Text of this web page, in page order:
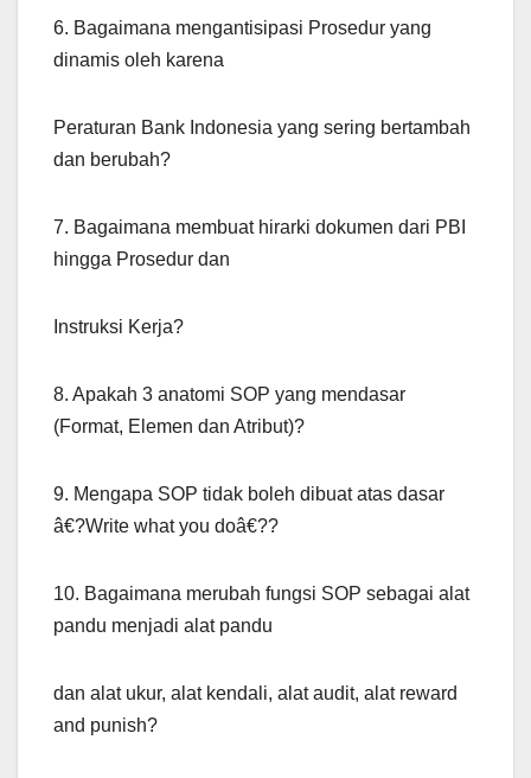
6. Bagaimana mengantisipasi Prosedur yang
dinamis oleh karena
Peraturan Bank Indonesia yang sering bertambah
dan berubah?
7. Bagaimana membuat hirarki dokumen dari PBI
hingga Prosedur dan
Instruksi Kerja?
8. Apakah 3 anatomi SOP yang mendasar
(Format, Elemen dan Atribut)?
9. Mengapa SOP tidak boleh dibuat atas dasar
â€?Write what you doâ€??
10. Bagaimana merubah fungsi SOP sebagai alat
pandu menjadi alat pandu
dan alat ukur, alat kendali, alat audit, alat reward
and punish?